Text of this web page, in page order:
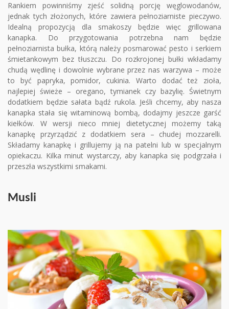
Rankiem powinniśmy zjeść solidną porcję węglowodanów,
jednak tych złożonych, które zawiera pełnoziarniste pieczywo.
Idealną propozycją dla smakoszy będzie więc grillowana
kanapka. Do przygotowania potrzebna nam będzie
pełnoziarnista bułka, którą należy posmarować pesto i serkiem
śmietankowym bez tłuszczu. Do rozkrojonej bułki wkładamy
chudą wędlinę i dowolnie wybrane przez nas warzywa – może
to być papryka, pomidor, cukinia. Warto dodać też zioła,
najlepiej świeże – oregano, tymianek czy bazylię. Świetnym
dodatkiem będzie sałata bądź rukola. Jeśli chcemy, aby nasza
kanapka stała się witaminową bombą, dodajmy jeszcze garść
kiełków. W wersji nieco mniej dietetycznej możemy taką
kanapkę przyrządzić z dodatkiem sera – chudej mozzarelli.
Składamy kanapkę i grillujemy ją na patelni lub w specjalnym
opiekaczu. Kilka minut wystarczy, aby kanapka się podgrzała i
przeszła wszystkimi smakami.
Musli